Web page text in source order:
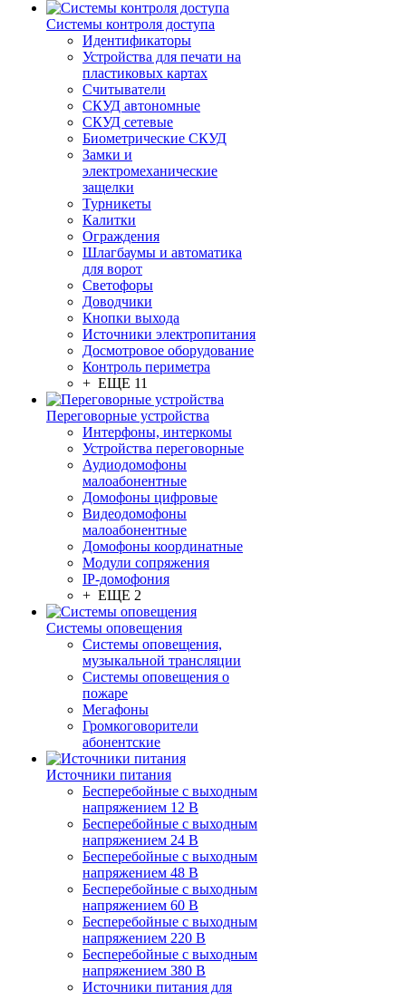
Системы контроля доступа
Идентификаторы
Устройства для печати на
пластиковых картах
Считыватели
СКУД автономные
СКУД сетевые
Биометрические СКУД
Замки и
электромеханические
защелки
Турникеты
Калитки
Ограждения
Шлагбаумы и автоматика
для ворот
Светофоры
Доводчики
Кнопки выхода
Источники электропитания
Досмотровое оборудование
Контроль периметра
+ ЕЩЕ 11
Переговорные устройства
Интерфоны, интеркомы
Устройства переговорные
Аудиодомофоны
малоабонентные
Домофоны цифровые
Видеодомофоны
малоабонентные
Домофоны координатные
Модули сопряжения
IP-домофония
+ ЕЩЕ 2
Системы оповещения
Системы оповещения,
музыкальной трансляции
Системы оповещения о
пожаре
Мегафоны
Громкоговорители
абонентские
Источники питания
Бесперебойные с выходным
напряжением 12 В
Бесперебойные с выходным
напряжением 24 В
Бесперебойные с выходным
напряжением 48 В
Бесперебойные с выходным
напряжением 60 В
Бесперебойные с выходным
напряжением 220 В
Бесперебойные с выходным
напряжением 380 В
Источники питания для